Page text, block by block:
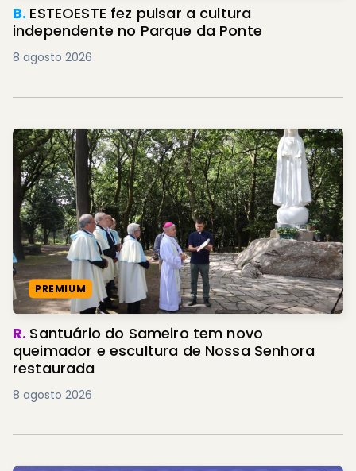
B. ESTEOESTE fez pulsar a cultura
independente no Parque da Ponte
8 agosto 2026
PREMIUM
R. Santuário do Sameiro tem novo
queimador e escultura de Nossa Senhora
restaurada
8 agosto 2026